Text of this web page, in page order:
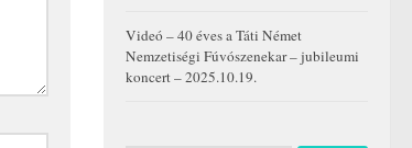
Videó – 40 éves a Táti Német
Nemzetiségi Fúvószenekar – jubileumi
koncert – 2025.10.19.